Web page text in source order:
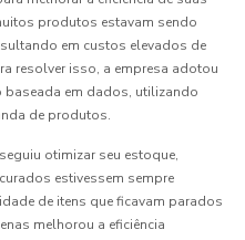
produtos estavam sendo
em custos elevados de
resolver isso, a empresa adotou
baseada em dados, utilizando
de produtos.
otimizar seu estoque,
estivessem sempre
de itens que ficavam parados
melhorou a eficiência